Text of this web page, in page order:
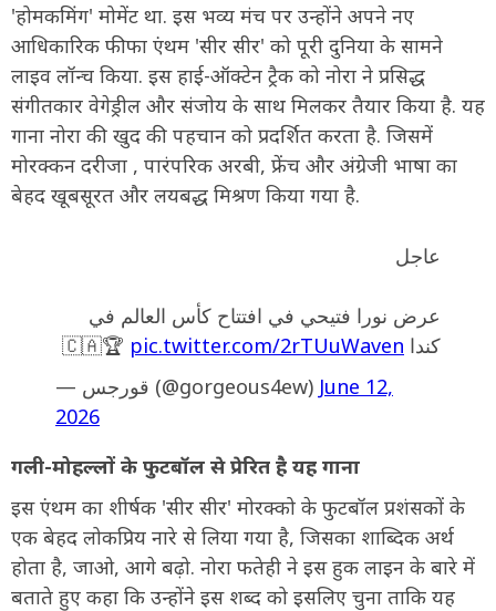
'होमकमिंग' मोमेंट था. इस भव्य मंच पर उन्होंने अपने नए
आधिकारिक फीफा एंथम 'सीर सीर' को पूरी दुनिया के सामने
लाइव लॉन्च किया. इस हाई-ऑक्टेन ट्रैक को नोरा ने प्रसिद्ध
संगीतकार वेगेड्रील और संजोय के साथ मिलकर तैयार किया है. यह
गाना नोरा की खुद की पहचान को प्रदर्शित करता है. जिसमें
मोरक्कन दरीजा , पारंपरिक अरबी, फ्रेंच और अंग्रेजी भाषा का
बेहद खूबसूरत और लयबद्ध मिश्रण किया गया है.
عاجل
عرض نورا فتيحي في افتتاح كأس العالم في
كندا 🇨🇦🏆 pic.twitter.com/2rTUuWaven
— قورجس (@gorgeous4ew) June 12,
2026
गली-मोहल्लों के फुटबॉल से प्रेरित है यह गाना
इस एंथम का शीर्षक 'सीर सीर' मोरक्को के फुटबॉल प्रशंसकों के
एक बेहद लोकप्रिय नारे से लिया गया है, जिसका शाब्दिक अर्थ
होता है, जाओ, आगे बढ़ो. नोरा फतेही ने इस हुक लाइन के बारे में
बताते हुए कहा कि उन्होंने इस शब्द को इसलिए चुना ताकि यह